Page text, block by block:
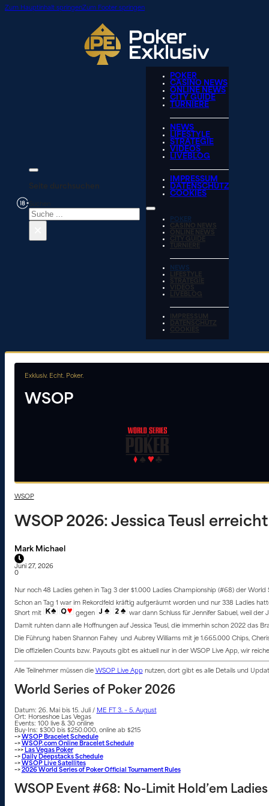
Zum Hauptinhalt springenZum Footer springen
Seite durchsuchen
POKER
CASINO NEWS
ONLINE NEWS
CITY GUIDE
TURNIERE
NEWS
LIFESTYLE
STRATEGIE
VIDEOS
LIVEBLOG
IMPRESSUM
DATENSCHUTZ
COOKIES
POKER
CASINO NEWS
ONLINE NEWS
CITY GUIDE
TURNIERE
NEWS
LIFESTYLE
STRATEGIE
VIDEOS
LIVEBLOG
IMPRESSUM
DATENSCHUTZ
COOKIES
Exklusiv. Echt. Poker.
WSOP
WSOP
WSOP 2026: Jessica Teusl
Mark Michael
Juni 27, 2026
0
Nur noch 48 Ladies gehen in Tag 3 der $1.000 Ladies Championship (#68) der
Schon an Tag 1 war im Rekordfeld kräftig aufgeräumt worden und nur 338 Ladies
Short mit
gegen
war dann Schluss für Jennifer Sabuel, weil der
Damit ruhten dann alle Hoffnungen auf Jessica Teusl, die immerhin schon 2022 das
Die Führung haben Shannon Fahey und Aubrey Williams mit je 1.665.000 Chips,
Die offiziellen Counts bzw. Payouts gibt es aktuell nur in der WSOP Live App, wir
Alle Teilnehmer müssen die WSOP Live Appnutzen, dort gibt es alle Details und
World Series of Poker 2026
Datum: 26. Mai bis 15. Juli / ME FT 3. – 5. August
Ort: Horseshoe Las Vegas
Events: 100 live & 30 online
Buy-Ins: $300 bis $250.000, online ab $215
–>WSOP Bracelet Schedule
–>WSOP.com Online Bracelet Schedule
–>> Las Vegas Poker
–> Daily Deepstacks Schedule
–>WSOP Live Satellites
–>2026 World Series of Poker Official Tournament Rules
WSOP Event #68: No-Limit Hold’em